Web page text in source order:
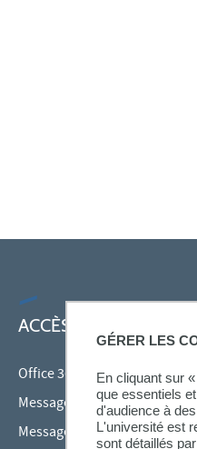
GÉRER LES
En cliquant sur
que essentiels
d'audience à
L'université est
sont détaillés
ACCÈS RAPIDES
Office 365
Messagerie des personnels
Messagerie étudiante